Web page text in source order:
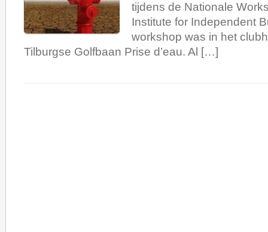
tijdens de Nationale
Institute for Independent
workshop was in het
Tilburgse Golfbaan Prise d’eau. Al […]